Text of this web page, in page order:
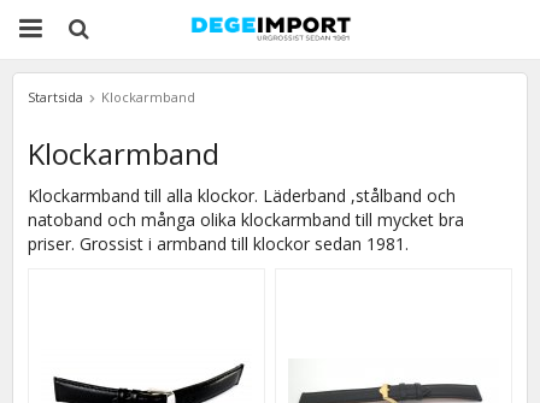
Startsida Klockarmband
Klockarmband
Klockarmband till alla klockor. Läderband ,stålband och
natoband och många olika klockarmband till mycket bra
priser. Grossist i armband till klockor sedan 1981.